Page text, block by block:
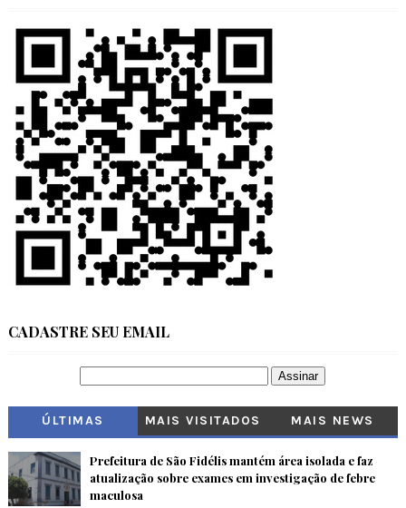
CADASTRE SEU EMAIL
ÚLTIMAS MAIS VISITADOS MAIS NEWS
Prefeitura de São Fidélis mantém área isolada e faz
atualização sobre exames em investigação de febre
maculosa